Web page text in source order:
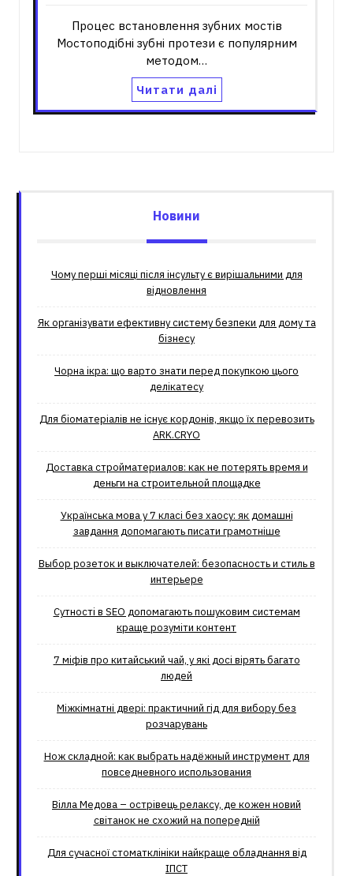
Процес встановлення зубних мостів
Мостоподібні зубні протези є популярним
методом…
Читати далі
Новини
Чому перші місяці після інсульту є вирішальними для
відновлення
Як організувати ефективну систему безпеки для дому та
бізнесу
Чорна ікра: що варто знати перед покупкою цього
делікатесу
Для біоматеріалів не існує кордонів, якщо їх перевозить
ARK.CRYO
Доставка стройматериалов: как не потерять время и
деньги на строительной площадке
Українська мова у 7 класі без хаосу: як домашні
завдання допомагають писати грамотніше
Выбор розеток и выключателей: безопасность и стиль в
интерьере
Сутності в SEO допомагають пошуковим системам
краще розуміти контент
7 міфів про китайський чай, у які досі вірять багато
людей
Міжкімнатні двері: практичний гід для вибору без
розчарувань
Нож складной: как выбрать надёжный инструмент для
повседневного использования
Вілла Медова – острівець релаксу, де кожен новий
світанок не схожий на попередній
Для сучасної стоматклініки найкраще обладнання від
ІПСТ